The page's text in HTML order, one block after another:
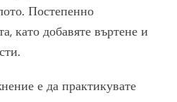
Постепенно
като добавяте въртене и
е да практикувате